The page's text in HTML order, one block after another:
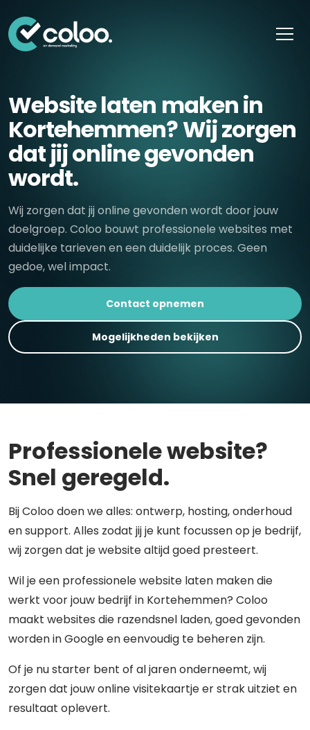
Website laten maken in
Kortehemmen? Wij zorgen
dat jij online gevonden
wordt.
Wij zorgen dat jij online gevonden wordt door jouw
doelgroep. Coloo bouwt professionele websites met
duidelijke tarieven en een duidelijk proces. Geen
gedoe, wel impact.
Contact opnemen
Mogelijkheden bekijken
Professionele website?
Snel geregeld.
Bij Coloo doen we alles: ontwerp, hosting, onderhoud
en support. Alles zodat jij je kunt focussen op je bedrijf,
wij zorgen dat je website altijd goed presteert.
Wil je een professionele website laten maken die
werkt voor jouw bedrijf in Kortehemmen? Coloo
maakt websites die razendsnel laden, goed gevonden
worden in Google en eenvoudig te beheren zijn.
Of je nu starter bent of al jaren onderneemt, wij
zorgen dat jouw online visitekaartje er strak uitziet en
resultaat oplevert.